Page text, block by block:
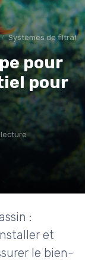
Systèmes de
pour
pour
lecture
:
et
le bien-